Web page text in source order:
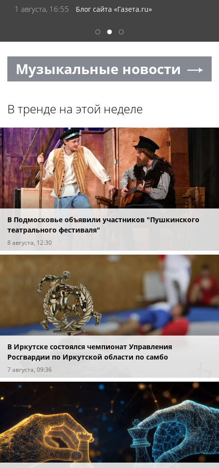
1 августа, 16:55 Блог сайта «Газета.ru»
1 2 3
Музыкальные новости
В тренде на этой неделе
В Подмосковье объявили участников "Пушкинского
театрального фестиваля"
8 августа, 12:30
В Иркутске состоялся чемпионат Управления
Росгвардии по Иркутской области по самбо
7 августа, 09:36